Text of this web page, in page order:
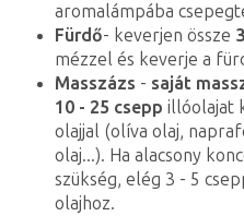
aromalámpába
Fürdő- keverjen össze
mézzel és keverje a
Masszázs - saját
10 - 25 csepp illóolajat
olajjal (olíva olaj,
olaj...). Ha alacsony
szükség, elég 3 - 5
olajhoz.